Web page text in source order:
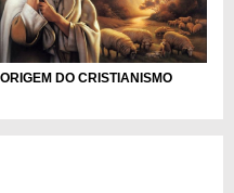
ORIGEM DO CRISTIANISMO